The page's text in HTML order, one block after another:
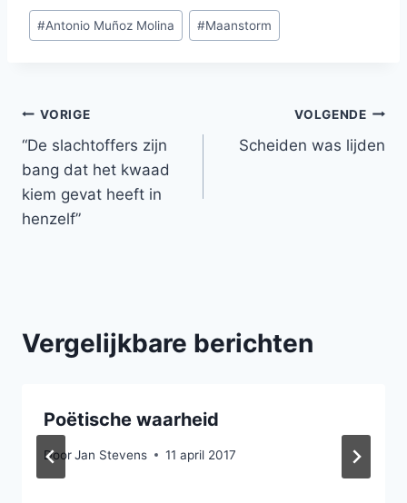
Bericht
tags:
#Antonio Muñoz Molina #Maanstorm
Bericht
navigatie
VORIGE
“De slachtoffers zijn
bang dat het kwaad
kiem gevat heeft in
henzelf”
VOLGENDE
Scheiden was lijden
Vergelijkbare berichten
Poëtische waarheid
DoorJan Stevens 11 april 2017